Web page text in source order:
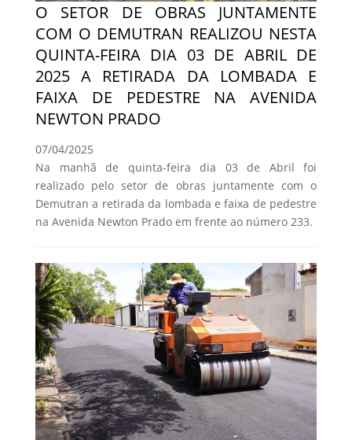
O SETOR DE OBRAS JUNTAMENTE
COM O DEMUTRAN REALIZOU NESTA
QUINTA-FEIRA DIA 03 DE ABRIL DE
2025 A RETIRADA DA LOMBADA E
FAIXA DE PEDESTRE NA AVENIDA
NEWTON PRADO
07/04/2025
Na manhã de quinta-feira dia 03 de Abril foi
realizado pelo setor de obras juntamente com o
Demutran a retirada da lombada e faixa de pedestre
na Avenida Newton Prado em frente ao número 233.